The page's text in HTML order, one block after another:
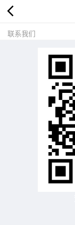
联系我们